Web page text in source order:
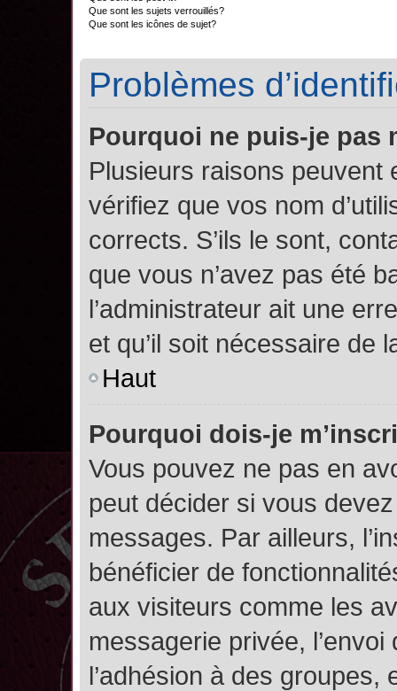
Que sont les sujets verrouillés?
Que sont les icônes de sujet?
Problèmes
Pourquoi ne puis-je pas
Plusieurs raisons peuvent
vérifiez que vos nom
corrects. S’ils le sont,
que vous n’avez pas été
l’administrateur ait une
et qu’il soit nécessaire de
Haut
Pourquoi dois-je
Vous pouvez ne pas en
peut décider si vous
messages. Par ailleurs,
bénéficier de
aux visiteurs comme les
messagerie privée,
l’adhésion à des groupes,